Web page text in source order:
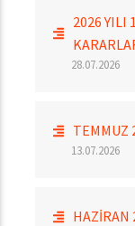
2026 YILI
28.07.2026
TEMMUZ
13.07.2026
HAZİRAN